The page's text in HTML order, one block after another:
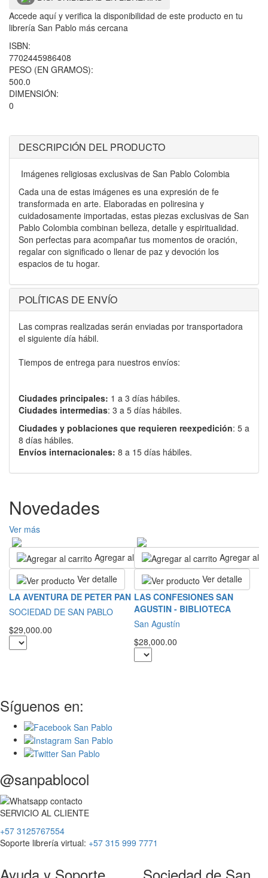
Accede aquí y verifica la disponibilidad de este producto en tu
librería San Pablo más cercana
ISBN:
7702445986408
PESO (EN GRAMOS):
500.0
DIMENSIÓN:
0
DESCRIPCIÓN DEL PRODUCTO
Imágenes religiosas exclusivas de San Pablo Colombia
Cada una de estas imágenes es una expresión de fe
transformada en arte. Elaboradas en poliresina y
cuidadosamente importadas, estas piezas exclusivas de San
Pablo Colombia combinan belleza, detalle y espiritualidad.
Son perfectas para acompañar tus momentos de oración,
regalar con significado o llenar de paz y devoción los
espacios de tu hogar.
POLÍTICAS DE ENVÍO
Las compras realizadas serán enviadas por transportadora
el siguiente día hábil.
Tiempos de entrega para nuestros envíos:
Ciudades principales: 1 a 3 días hábiles.
Ciudades intermedias: 3 a 5 días hábiles.
Ciudades y poblaciones que requieren reexpedición: 5 a
8 días hábiles.
Envíos internacionales: 8 a 15 días hábiles.
Novedades
Ver más
Agregar al carrito
Ver detalle
LA AVENTURA DE PETER PAN
SOCIEDAD DE SAN PABLO
$29,000.00
Agregar al
Ver detalle
LAS CONFESIONES SAN
AGUSTIN - BIBLIOTECA
San Agustín
$28,000.00
Síguenos en:
@sanpablocol
SERVICIO AL CLIENTE
+57 3125767554
Soporte librería virtual: +57 315 999 7771